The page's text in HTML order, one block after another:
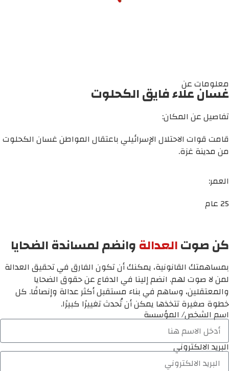
معلومات عن
غسان علاء فايق الكحلوت
تفاصيل عن المكان:
قامت قوات الاحتلال الإسرائيلي باعتقال المواطن غسان الكحلوت
من مدينة غزة.
العمر:
25 عام
كن صوتالعدالةوانضم لمساندة الضحايا
بمساهمتك القانونية، يمكنك أن تكون الفارق في تحقيق العدالة
لمن لا صوت لهم. انضم إلينا في الدفاع عن حقوق الضحايا
والمعتقلين، وساهم في بناء مستقبل أكثر عدالة وإنصافًا. كل
خطوة صغيرة تتخذها يمكن أن تُحدث تغييرًا كبيرًا.
اسم الشخص/ المؤسسة
البريد الالكتروني